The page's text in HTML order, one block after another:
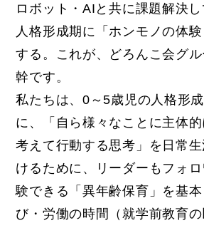
ロボット・AIと共に課題解決し
人格形成期に「ホンモノの体
する。これが、どろんこ会グ
幹です。
私たちは、0～5歳児の人格形
に、「自ら様々なことに主体
考えて行動する思考」を日常
けるために、リーダーもフォ
験できる「異年齢保育」を基
び・労働の時間（就学前教育